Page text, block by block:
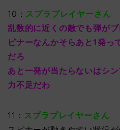
10： スプラプレイヤーさん
乱数的に近くの敵でも弾が
ピナーなんかそらあと1発っ
だろ
あと一発が当たらないはシ
力不足だわ
11： スプラプレイヤーさん